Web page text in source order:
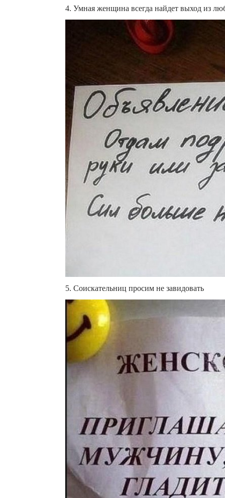
4. Умная женщина всегда найдет выход из
5. Соискательниц просим не завидовать